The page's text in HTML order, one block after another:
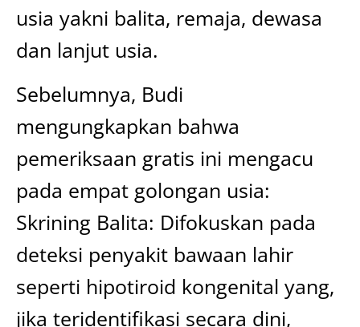
usia yakni balita, remaja, dewasa
dan lanjut usia.
Sebelumnya, Budi
mengungkapkan bahwa
pemeriksaan gratis ini mengacu
pada empat golongan usia:
Skrining Balita: Difokuskan pada
deteksi penyakit bawaan lahir
seperti hipotiroid kongenital yang,
jika teridentifikasi secara dini,